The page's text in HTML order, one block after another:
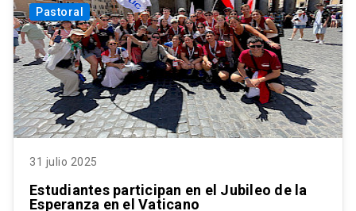
Pastoral
31 julio 2025
Estudiantes participan en el Jubileo de la
Esperanza en el Vaticano